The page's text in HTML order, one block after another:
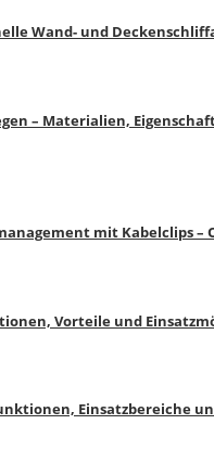
Wand- und
– Materialien,
mit Kabelclips –
Vorteile und
Einsatzbereiche